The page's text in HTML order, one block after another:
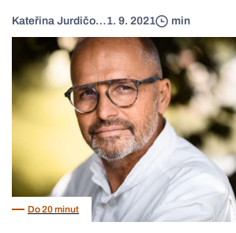
Kateřina Jurdičová1. 9. 2021 min
Do 20 minut